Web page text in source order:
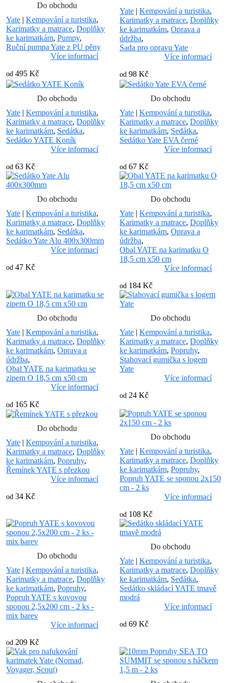
Do obchodu
Yate | Kempování a turistika,
Karimatky a matrace, Doplňky
ke karimatkám, Pumpy,
Ruční pumpa Yate z PU pěny
Více informací
od 495 Kč
Yate | Kempování a turistika,
Karimatky a matrace, Doplňky
ke karimatkám, Oprava a
údržba,
Sada pro opravu Yate
Více informací
od 98 Kč
Do obchodu
Yate | Kempování a turistika,
Karimatky a matrace, Doplňky
ke karimatkám, Sedátka,
Sedátko YATE Koník
Více informací
od 63 Kč
Do obchodu
Yate | Kempování a turistika,
Karimatky a matrace, Doplňky
ke karimatkám, Sedátka,
Sedátko Yate EVA černé
Více informací
od 67 Kč
Do obchodu
Yate | Kempování a turistika,
Karimatky a matrace, Doplňky
ke karimatkám, Sedátka,
Sedátko Yate Alu 400x300mm
Více informací
od 47 Kč
Do obchodu
Yate | Kempování a turistika,
Karimatky a matrace, Doplňky
ke karimatkám, Oprava a
údržba,
Obal YATE na karimatku O
18,5 cm x50 cm
Více informací
od 184 Kč
Do obchodu
Yate | Kempování a turistika,
Karimatky a matrace, Doplňky
ke karimatkám, Oprava a
údržba,
Obal YATE na karimatku se
zipem O 18,5 cm x50 cm
Více informací
od 165 Kč
Do obchodu
Yate | Kempování a turistika,
Karimatky a matrace, Doplňky
ke karimatkám, Popruhy,
Stahovací gumička s logem
Yate
Více informací
od 24 Kč
Do obchodu
Yate | Kempování a turistika,
Karimatky a matrace, Doplňky
ke karimatkám, Popruhy,
Řemínek YATE s přezkou
Více informací
od 34 Kč
Do obchodu
Yate | Kempování a turistika,
Karimatky a matrace, Doplňky
ke karimatkám, Popruhy,
Popruh YATE se sponou 2x150
cm - 2 ks
Více informací
od 108 Kč
Do obchodu
Yate | Kempování a turistika,
Karimatky a matrace, Doplňky
ke karimatkám, Popruhy,
Popruh YATE s kovovou
sponou 2,5x200 cm - 2 ks -
mix barev
Více informací
od 209 Kč
Do obchodu
Yate | Kempování a turistika,
Karimatky a matrace, Doplňky
ke karimatkám, Sedátka,
Sedátko skládací YATE tmavě
modrá
Více informací
od 69 Kč